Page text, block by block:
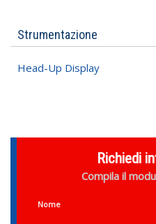
Strumentazione
Head-Up Display
Richiedi
Compila il
Nome